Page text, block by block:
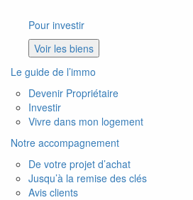
Pour investir
Voir les biens
Le guide de l’immo
Devenir Propriétaire
Investir
Vivre dans mon logement
Notre accompagnement
De votre projet d’achat
Jusqu’à la remise des clés
Avis clients